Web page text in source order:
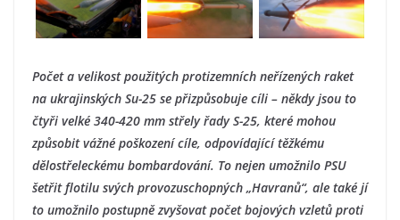
Počet a velikost použitých protizemních neřízených raket
na ukrajinských Su-25 se přizpůsobuje cíli – někdy jsou to
čtyři velké 340-420 mm střely řady S-25, které mohou
způsobit vážné poškození cíle, odpovídající těžkému
dělostřeleckému bombardování. To nejen umožnilo PSU
šetřit flotilu svých provozuschopných „Havranů“, ale také jí
to umožnilo postupně zvyšovat počet bojových vzletů proti